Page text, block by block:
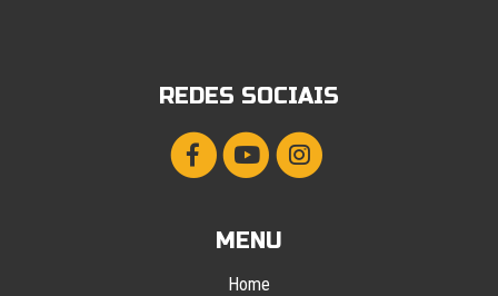
REDES SOCIAIS
MENU
Home